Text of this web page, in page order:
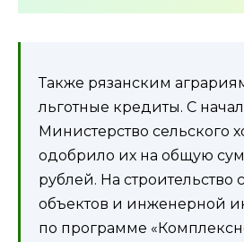
Также рязанским
льготные кредиты. С
Министерство сельского
одобрило их на общую
рублей. На строительство
объектов и инженерной
по программе